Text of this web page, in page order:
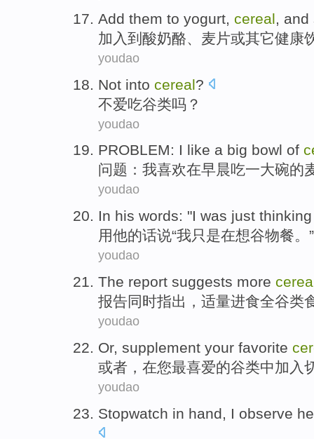
Add them to yogurt, cereal, and
加入到 酸奶酪、麦片或其它健康
youdao
Not into cereal?
不爱吃谷类吗？
youdao
PROBLEM: I like a big bowl of
问题 ： 我喜欢在早晨吃一大碗的
youdao
In his words: "I was just
用他的话说“我只是在想谷物餐。”
youdao
The report suggests more
报告同时指出 ，适量进食全谷类
youdao
Or, supplement your favorite
或者 ， 在您最喜爱的谷类中加入
youdao
Stopwatch in hand, I observe